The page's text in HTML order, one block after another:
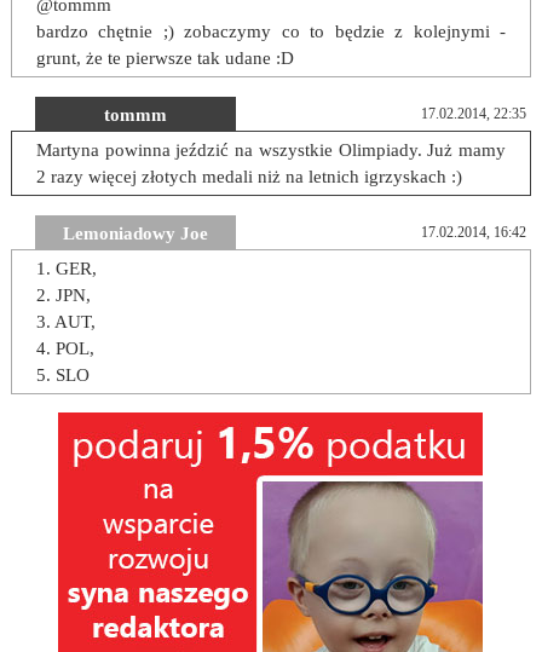
@tommm
bardzo chętnie ;) zobaczymy co to będzie z kolejnymi -
grunt, że te pierwsze tak udane :D
tommm 17.02.2014, 22:35
Martyna powinna jeździć na wszystkie Olimpiady. Już mamy
2 razy więcej złotych medali niż na letnich igrzyskach :)
Lemoniadowy Joe 17.02.2014, 16:42
1. GER,
2. JPN,
3. AUT,
4. POL,
5. SLO